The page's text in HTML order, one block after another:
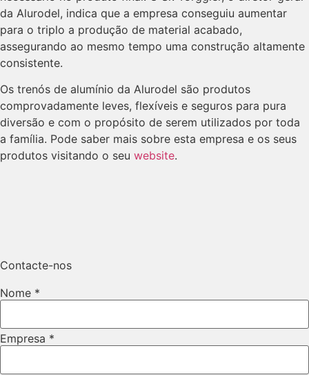
da Alurodel, indica que a empresa conseguiu aumentar
para o triplo a produção de material acabado,
assegurando ao mesmo tempo uma construção altamente
consistente.
Os trenós de alumínio da Alurodel são produtos
comprovadamente leves, flexíveis e seguros para pura
diversão e com o propósito de serem utilizados por toda
a família. Pode saber mais sobre esta empresa e os seus
produtos visitando o seu website.
Contacte-nos
Nome *
Empresa *